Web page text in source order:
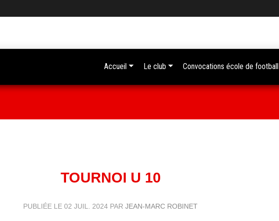
TOURNOI U 10
PUBLIÉE LE 02 JUIL. 2024 PAR JEAN-MARC ROBINET
Accueil Le club Convocations école de football